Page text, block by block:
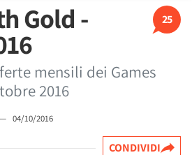
25
Gold -
mensili dei Games
2016
— 04/10/2016
CONDIVIDI